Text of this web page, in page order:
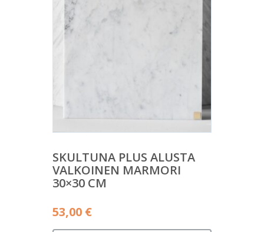
SKULTUNA PLUS ALUSTA
VALKOINEN MARMORI
30×30 CM
53,00 €